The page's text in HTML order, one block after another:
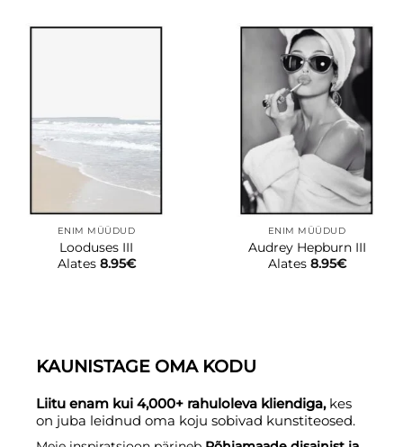
ENIM MÜÜDUD
Looduses III
Alates 8.95€
ENIM MÜÜDUD
Audrey Hepburn III
Alates 8.95€
KAUNISTAGE OMA KODU
Liitu enam kui 4,000+ rahuloleva kliendiga, kes
on juba leidnud oma koju sobivad kunstiteosed.